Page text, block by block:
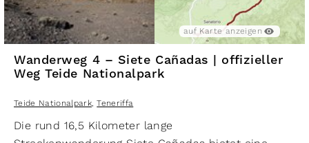
auf Karte anzeigen
Wanderweg 4 – Siete Cañadas | offizieller
Weg Teide Nationalpark
Teide Nationalpark, Teneriffa
Die rund 16,5 Kilometer lange